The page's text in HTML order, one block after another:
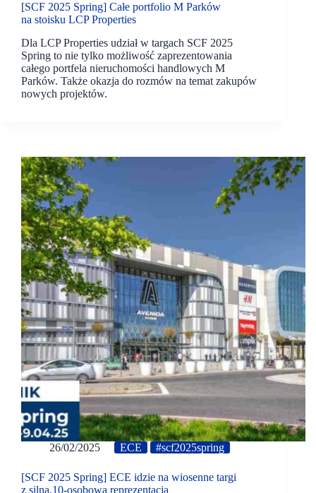
[SCF 2025 Spring] Całe portfolio M Parków
na stoisku LCP Properties
Dla LCP Properties udział w targach SCF 2025
Spring to nie tylko możliwość zaprezentowania
całego portfela nieruchomości handlowych M
Parków. Także okazja do rozmów na temat zakupów
nowych projektów.
26/02/2025 ECE #scf2025spring
[SCF 2025 Spring] ECE idzie na wiosenne targi
z silną,10-osobową reprezentacją